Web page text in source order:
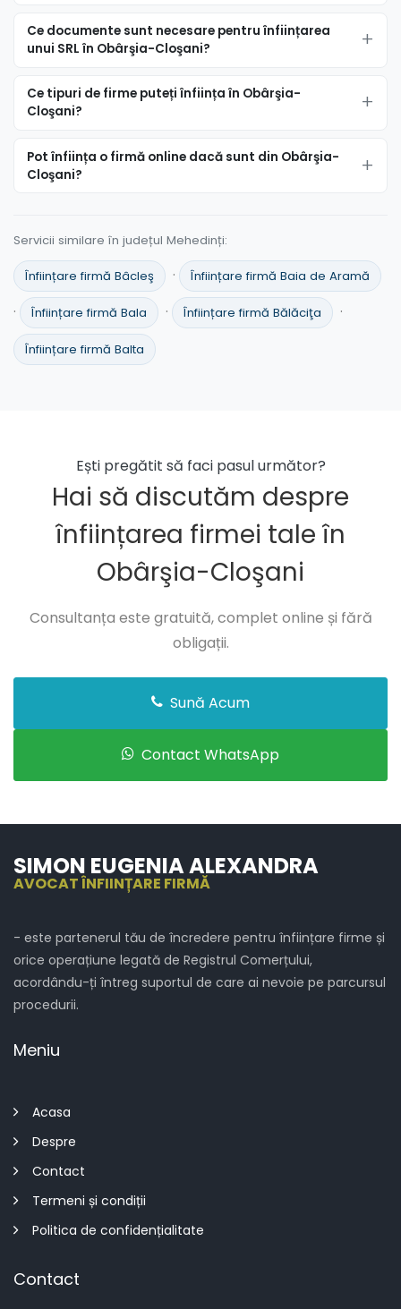
Ce documente sunt necesare pentru înființarea
unui SRL în Obârşia-Cloşani?
Ce tipuri de firme puteți înființa în Obârşia-
Cloşani?
Pot înființa o firmă online dacă sunt din Obârşia-
Cloşani?
Servicii similare în județul Mehedinți:
Înființare firmă Bâcleş · Înființare firmă Baia de Aramă
· Înființare firmă Bala · Înființare firmă Bălăciţa ·
Înființare firmă Balta
Ești pregătit să faci pasul următor?
Hai să discutăm despre
înființarea firmei tale în
Obârşia-Cloşani
Consultanța este gratuită, complet online și fără
obligații.
Sună Acum
Contact WhatsApp
SIMON EUGENIA ALEXANDRA
AVOCAT ÎNFIINȚARE FIRMĂ
- este partenerul tău de încredere pentru înființare firme și
orice operațiune legată de Registrul Comerțului,
acordându-ți întreg suportul de care ai nevoie pe parcursul
procedurii.
Meniu
Acasa
Despre
Contact
Termeni și condiții
Politica de confidențialitate
Contact